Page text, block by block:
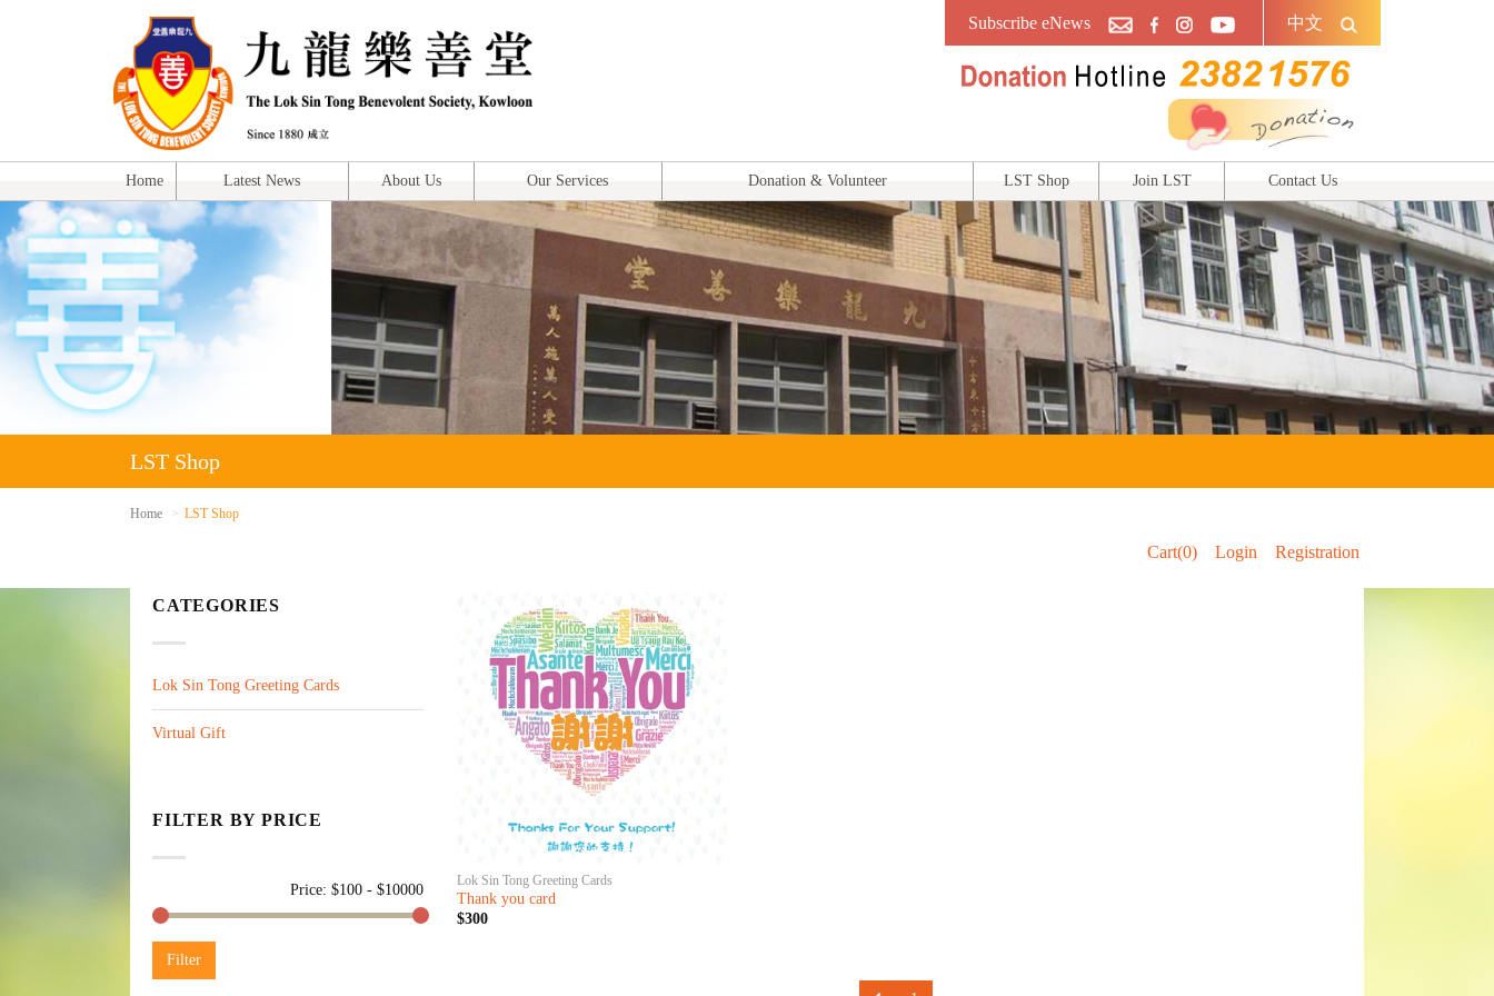
Subscribe eNews 中文
Home Latest News About Us Our Services Donation & Volunteer LST Shop Join LST Contact Us
LST Shop
Home LST Shop
Cart(0) Login Registration
CATEGORIES
Lok Sin Tong Greeting Cards
Virtual Gift
FILTER BY PRICE
Price: $100- $10000
Filter
Lok Sin Tong Greeting Cards
Thank you card
$300